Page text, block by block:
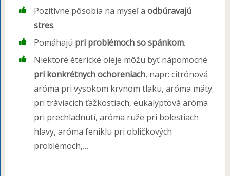
Pozitívne pôsobia na myseľ a odbúravajú
stres.
Pomáhajú pri problémoch so spánkom.
Niektoré éterické oleje môžu byť nápomocné
pri konkrétnych ochoreniach, napr: citrónová
aróma pri vysokom krvnom tlaku, aróma mäty
pri tráviacich ťažkostiach, eukalyptová aróma
pri prechladnutí, aróma ruže pri bolestiach
hlavy, aróma feniklu pri obličkových
problémoch,…